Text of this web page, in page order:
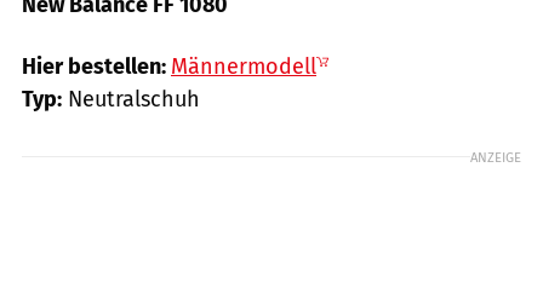
Hier bestellen: Männermodell
Typ: Neutralschuh
ANZEIGE